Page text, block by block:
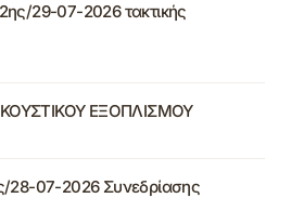
29-07-2026 τακτικής
ΕΞΟΠΛΙΣΜΟΥ
28-07-2026 Συνεδρίασης